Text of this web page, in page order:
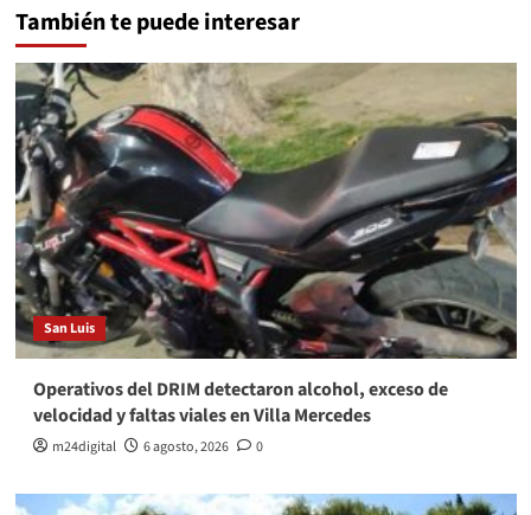
También te puede interesar
San Luis
Operativos del DRIM detectaron alcohol, exceso de
velocidad y faltas viales en Villa Mercedes
m24digital 6 agosto, 2026 0